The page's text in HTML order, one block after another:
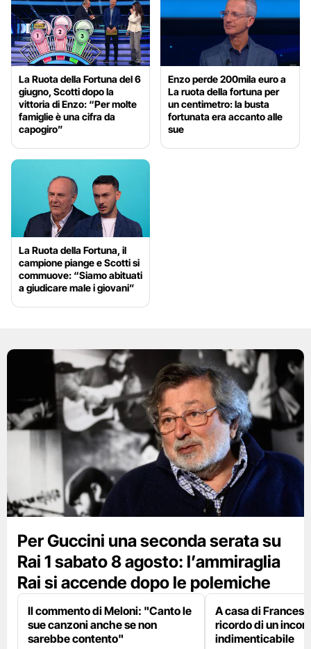
La Ruota della Fortuna del 6
giugno, Scotti dopo la
vittoria di Enzo: “Per molte
famiglie è una cifra da
capogiro”
Enzo perde 200mila euro a
La ruota della fortuna per
un centimetro: la busta
fortunata era accanto alle
sue
La Ruota della Fortuna, il
campione piange e Scotti si
commuove: “Siamo abituati
a giudicare male i giovani”
Per Guccini una seconda serata su
Rai 1 sabato 8 agosto: l’ammiraglia
Rai si accende dopo le polemiche
Il commento di Meloni: "Canto le
sue canzoni anche se non
sarebbe contento"
A casa di
ricordo di un
indimenticabile